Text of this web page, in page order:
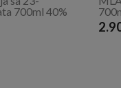
700ml 40%